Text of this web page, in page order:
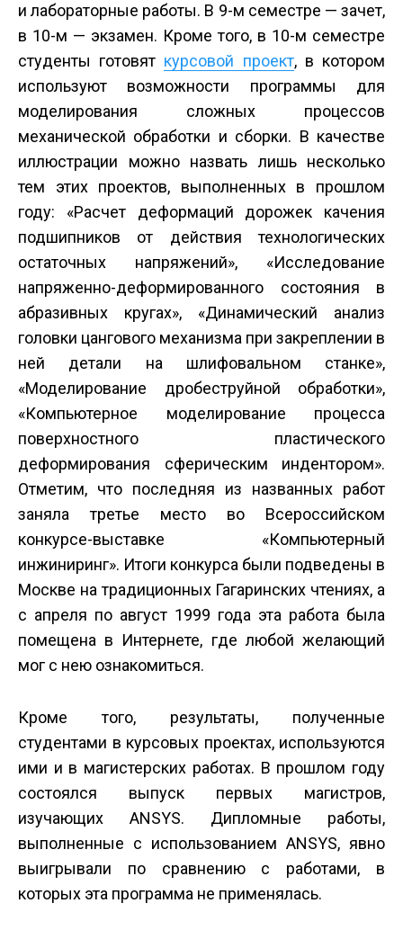
и лабораторные работы. В 9-м семестре — зачет,
в 10-м — экзамен. Кроме того, в 10-м семестре
студенты готовят курсовой проект, в котором
используют возможности программы для
моделирования сложных процессов
механической обработки и сборки. В качестве
иллюстрации можно назвать лишь несколько
тем этих проектов, выполненных в прошлом
году: «Расчет деформаций дорожек качения
подшипников от действия технологических
остаточных напряжений», «Исследование
напряженно-деформированного состояния в
абразивных кругах», «Динамический анализ
головки цангового механизма при закреплении в
ней детали на шлифовальном станке»,
«Моделирование дробеструйной обработки»,
«Компьютерное моделирование процесса
поверхностного пластического
деформирования сферическим индентором».
Отметим, что последняя из названных работ
заняла третье место во Всероссийском
конкурсе-выставке «Компьютерный
инжиниринг». Итоги конкурса были подведены в
Москве на традиционных Гагаринских чтениях, а
с апреля по август 1999 года эта работа была
помещена в Интернете, где любой желающий
мог с нею ознакомиться.
Кроме того, результаты, полученные
студентами в курсовых проектах, используются
ими и в магистерских работах. В прошлом году
состоялся выпуск первых магистров,
изучающих ANSYS. Дипломные работы,
выполненные с использованием ANSYS, явно
выигрывали по сравнению с работами, в
которых эта программа не применялась.